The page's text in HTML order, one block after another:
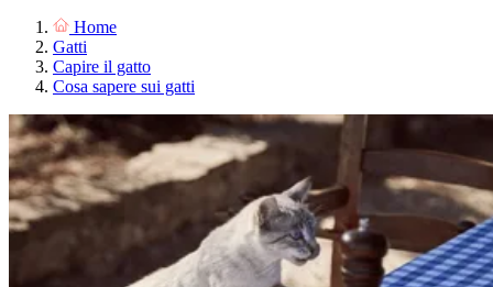
Home
Gatti
Capire il gatto
Cosa sapere sui gatti